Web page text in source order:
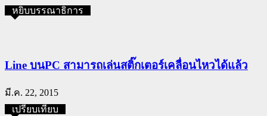
หยิบบรรณาธิการ
Line บนPC สามารถเล่นสติ๊กเตอร์เคลื่อนไหวได้แล้ว
มี.ค. 22, 2015
เปรียบเทียบ